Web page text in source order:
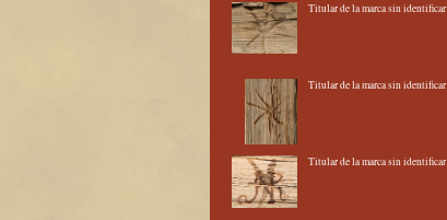
Titular de la marca sin identificar
Titular de la marca sin identificar
Titular de la marca sin identificar